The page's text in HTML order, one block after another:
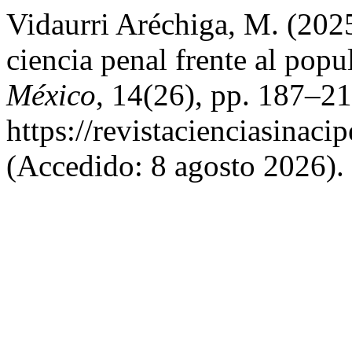
Vidaurri Aréchiga, M.
ciencia penal frente al
México, 14(26), pp.
https://
(Accedido: 8 agosto 2026).